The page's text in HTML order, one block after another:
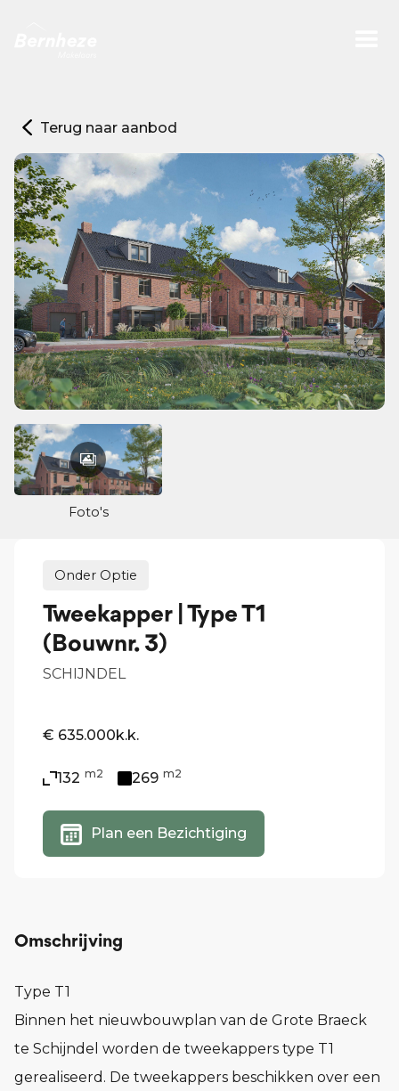
Terug naar aanbod
Foto's
Onder Optie
Tweekapper | Type T1
(Bouwnr. 3)
SCHIJNDEL
€ 635.000k.k.
132 m2 269 m2
Plan een Bezichtiging
Omschrijving
Type T1
Binnen het nieuwbouwplan van de Grote Braeck
te Schijndel worden de tweekappers type T1
gerealiseerd. De tweekappers beschikken over een